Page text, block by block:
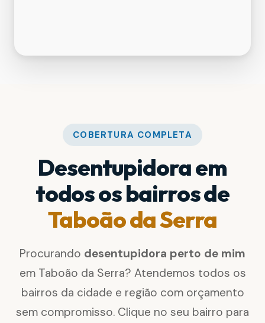
COBERTURA COMPLETA
Desentupidora em
todos os bairros de
Taboão da Serra
Procurando desentupidora perto de mim
em Taboão da Serra? Atendemos todos os
bairros da cidade e região com orçamento
sem compromisso. Clique no seu bairro para